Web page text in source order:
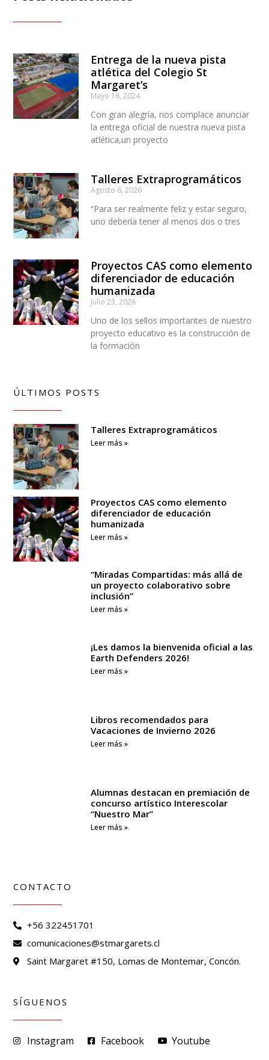
Entrega de la nueva pista
atlética del Colegio St
Margaret’s
Mayo 16, 2024
Con gran alegría, nos complace anunciar
la entrega oficial de nuestra nueva pista
atlética,un proyecto
Talleres Extraprogramáticos
Agosto 6, 2026
“Para ser realmente feliz y estar seguro,
uno debería tener al menos dos o tres
Proyectos CAS como elemento
diferenciador de educación
humanizada
Julio 23, 2026
Uno de los sellos importantes de nuestro
proyecto educativo es la construcción de
la formación
ÚLTIMOS POSTS
Talleres Extraprogramáticos
Leer más »
Proyectos CAS como elemento
diferenciador de educación
humanizada
Leer más »
“Miradas Compartidas: más allá de
un proyecto colaborativo sobre
inclusión”
Leer más »
¡Les damos la bienvenida oficial a las
Earth Defenders 2026!
Leer más »
Libros recomendados para
Vacaciones de Invierno 2026
Leer más »
Alumnas destacan en premiación de
concurso artístico Interescolar
“Nuestro Mar”
Leer más »
CONTACTO
+56 322451701
comunicaciones@stmargarets.cl
Saint Margaret #150, Lomas de Montemar, Concón.
SÍGUENOS
Instagram Facebook Youtube